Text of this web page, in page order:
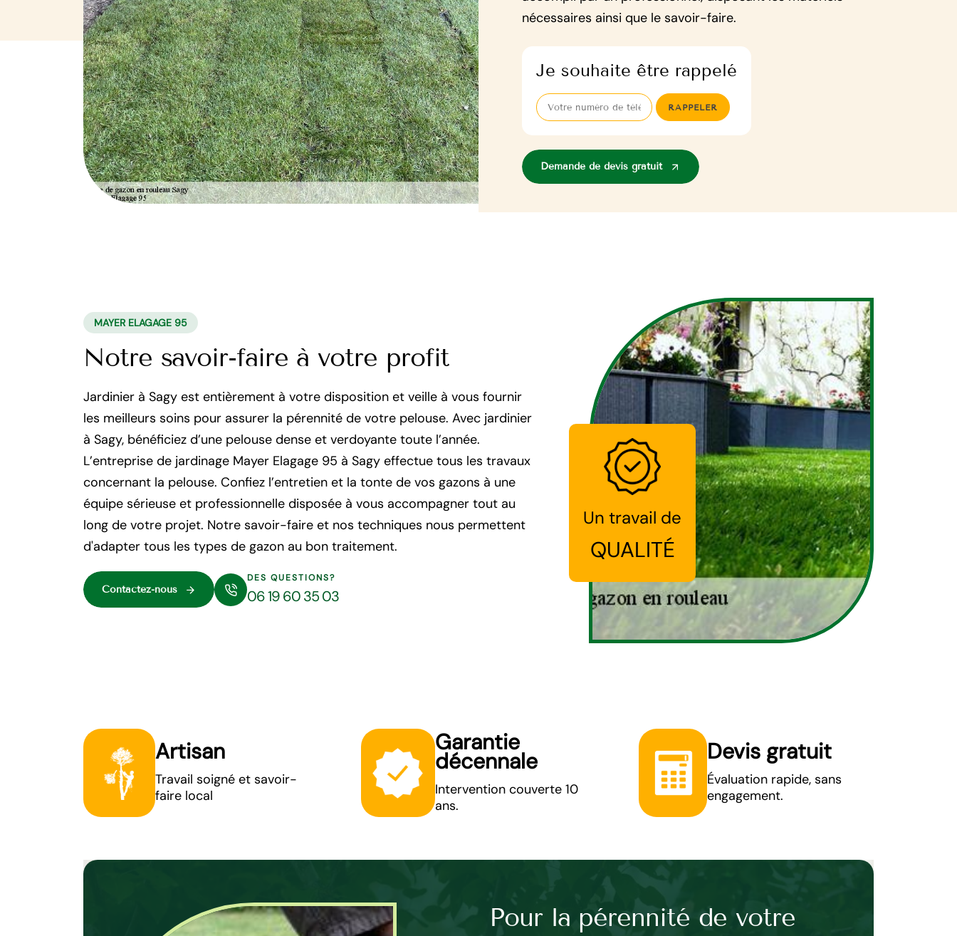
nécessaires ainsi que le savoir-faire.
Je souhaite être rappelé
Demande de devis gratuit
MAYER ELAGAGE 95
Notre savoir-faire à votre profit
Jardinier à Sagy est entièrement à votre disposition et veille à vous fournir
les meilleurs soins pour assurer la pérennité de votre pelouse. Avec jardinier
à Sagy, bénéficiez d’une pelouse dense et verdoyante toute l’année.
L’entreprise de jardinage Mayer Elagage 95 à Sagy effectue tous les travaux
concernant la pelouse. Confiez l’entretien et la tonte de vos gazons à une
équipe sérieuse et professionnelle disposée à vous accompagner tout au
long de votre projet. Notre savoir-faire et nos techniques nous permettent
d'adapter tous les types de gazon au bon traitement.
Contactez-nous
DES QUESTIONS?
06 19 60 35 03
Un travail de
QUALITÉ
Artisan
Travail soigné et savoir-
faire local
Garantie
décennale
Intervention couverte 10
ans.
Devis gratuit
Évaluation rapide, sans
engagement.
Tondre sa pelouse,
Pour la pérennité de votre